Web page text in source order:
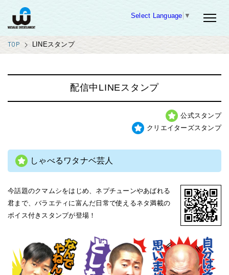
Select Language ▼
TOP LINEスタンプ
配信中LINEスタンプ
公式スタンプ
クリエイターズスタンプ
しゃべるワタナベ芸人
今話題のクマムシをはじめ、ネプチューンやあばれる
君まで、バラエティに富んだ日常で使えるネタ満載の
ボイス付きスタンプが登場！